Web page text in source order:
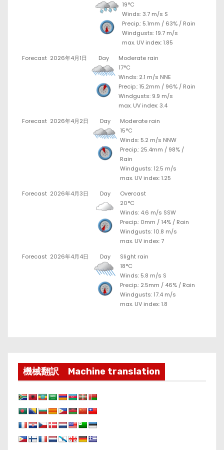
19°C
Winds: 3.7 m/s S
Precip.: 5.1mm / 63% / Rain
Windgusts: 19.7 m/s
max. UV index: 1.85
Forecast 2026年4月1日 Day
Moderate rain
17°C
Winds: 2.1 m/s NNE
Precip.: 15.2mm / 96% / Rain
Windgusts: 9.9 m/s
max. UV index: 3.4
Forecast 2026年4月2日 Day
Moderate rain
15°C
Winds: 5.2 m/s NNW
Precip.: 25.4mm / 98% /
Rain
Windgusts: 12.5 m/s
max. UV index: 1.25
Forecast 2026年4月3日 Day
Overcast
20°C
Winds: 4.6 m/s SSW
Precip.: 0mm / 14% / Rain
Windgusts: 10.8 m/s
max. UV index: 7
Forecast 2026年4月4日 Day
Slight rain
18°C
Winds: 5.8 m/s S
Precip.: 2.5mm / 46% / Rain
Windgusts: 17.4 m/s
max. UV index: 1.8
機械翻訳 Machine translation